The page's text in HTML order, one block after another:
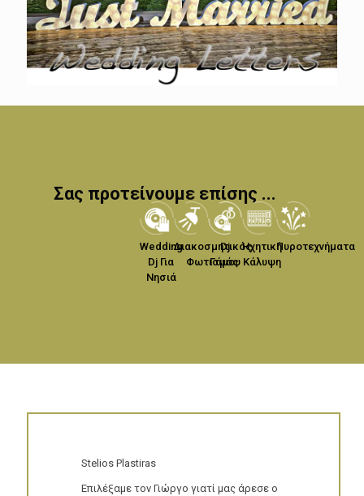
Σας προτείνουμε επίσης ...
Wedding
Dj Για
Νησιά
Διακοσμητικός
Φωτισμός
Dj
Γάμου
Ηχητική
Κάλυψη
Πυροτεχνήματα
Thodoris Diodoro (Momix Mollecular Bar owner
)